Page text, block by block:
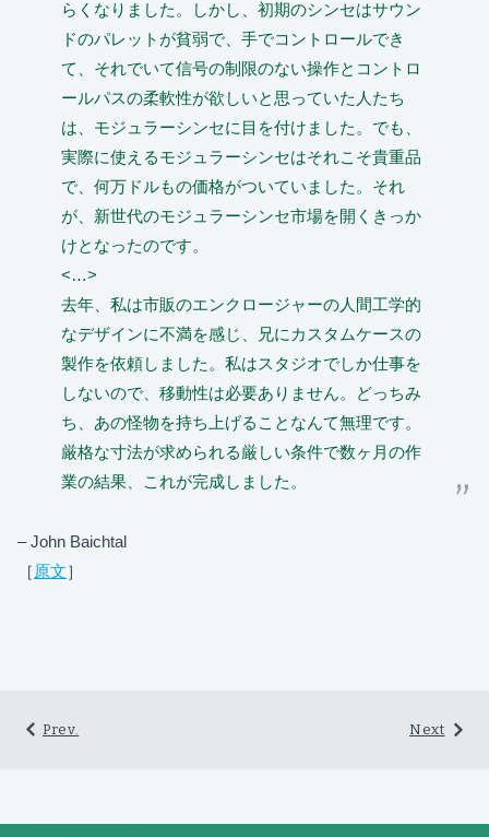
らくなりました。しかし、初期のシンセはサウン
ドのパレットが貧弱で、手でコントロールでき
て、それでいて信号の制限のない操作とコントロ
ールパスの柔軟性が欲しいと思っていた人たち
は、モジュラーシンセに目を付けました。でも、
実際に使えるモジュラーシンセはそれこそ貴重品
で、何万ドルもの価格がついていました。それ
が、新世代のモジュラーシンセ市場を開くきっか
けとなったのです。
<…>
去年、私は市販のエンクロージャーの人間工学的
なデザインに不満を感じ、兄にカスタムケースの
製作を依頼しました。私はスタジオでしか仕事を
しないので、移動性は必要ありません。どっちみ
ち、あの怪物を持ち上げることなんて無理です。
厳格な寸法が求められる厳しい条件で数ヶ月の作
業の結果、これが完成しました。
– John Baichtal
［ 原文］
Next
Prev.